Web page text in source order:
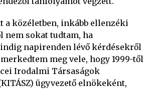
a közéletben, inkább ellenzéki
nem sokat tudtam, ha
napirenden lévő kérdésekről
meg vele, hogy 1999-től
Irodalmi Társaságok
ügyvezető elnökeként,